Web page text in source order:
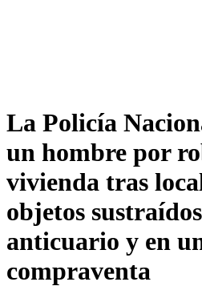
La Policía
un hombre por
vivienda tras
objetos
anticuario y en
compraventa